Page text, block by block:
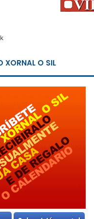
XORNAL O SIL